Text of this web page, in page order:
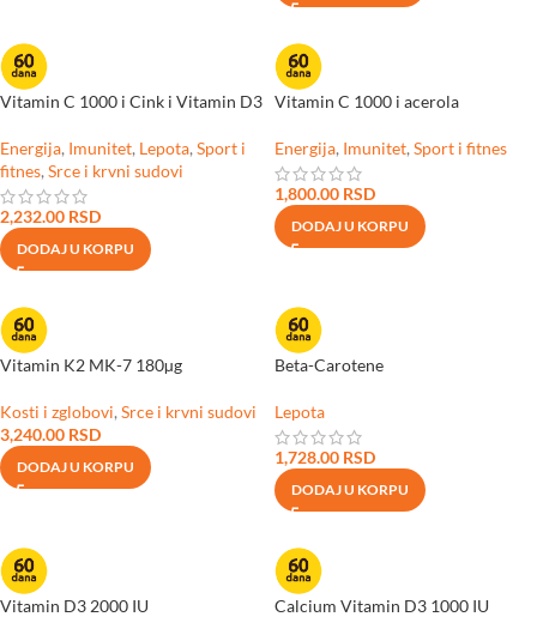
Vitamin C 1000 i Cink i Vitamin D3
Energija, Imunitet, Lepota, Sport i
fitnes, Srce i krvni sudovi
2,232.00 RSD
DODAJ U KORPU
Vitamin C 1000 i acerola
Energija, Imunitet, Sport i fitnes
1,800.00 RSD
DODAJ U KORPU
Vitamin K2 MK-7 180µg
Kosti i zglobovi, Srce i krvni sudovi
3,240.00 RSD
DODAJ U KORPU
Beta-Carotene
Lepota
1,728.00 RSD
DODAJ U KORPU
Vitamin D3 2000 IU Calcium Vitamin D3 1000 IU